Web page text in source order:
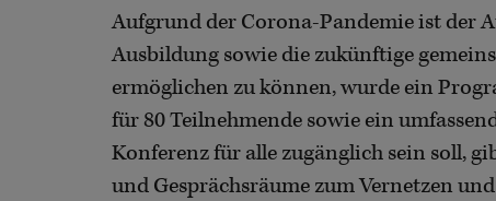
Aufgrund der Corona-Pandemie ist der
Ausbildung sowie die zukünftige
ermöglichen zu können, wurde ein
für 80 Teilnehmende sowie ein
Konferenz für alle zugänglich sein soll,
und Gesprächsräume zum Vernetzen